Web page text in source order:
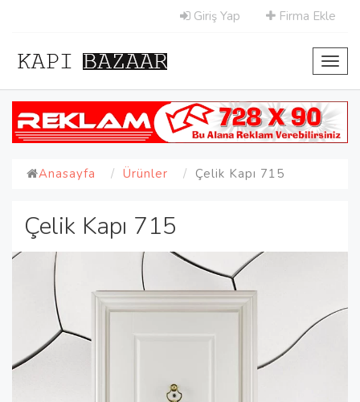
Giriş Yap Firma Ekle
Anasayfa Ürünler Çelik Kapı 715
Çelik Kapı 715